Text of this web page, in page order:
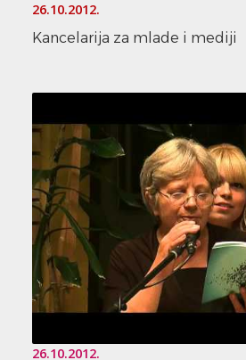
26.10.2012.
Kancelarija za mlade i mediji
26.10.2012.